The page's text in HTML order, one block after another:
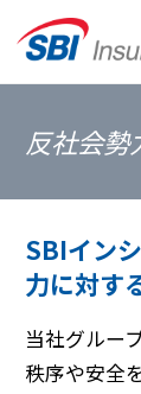
反社会勢
SBIイン
力に対す
当社グルー
秩序や安全